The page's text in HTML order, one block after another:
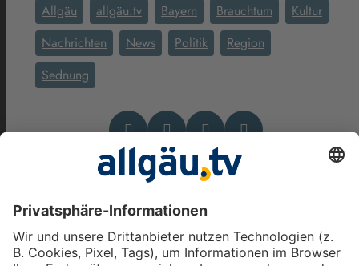
Allgäu allgäu.tv Bayern Brauchtum
Kultur
Nachrichten
News Politik
Region
Sednung
Das könnte Dich auch
interessieren